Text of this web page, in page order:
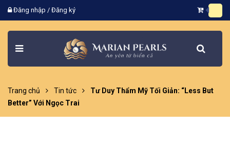
Đăng nhập / Đăng ký
Trang chủ Tin tức
Tư Duy Thẩm Mỹ Tối Giản: “Less But
Better” Với Ngọc Trai